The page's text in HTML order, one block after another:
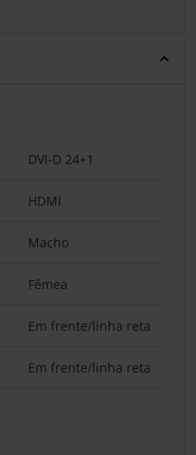
DVI-D 24+1
HDMI
Macho
Fêmea
Em frente/linha reta
Em frente/linha reta